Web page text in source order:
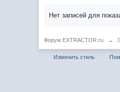
Нет записей для
Форум EXTRACTOR.ru →
Изменить стиль